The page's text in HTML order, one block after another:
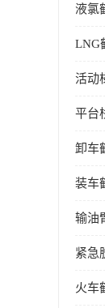
液氯
LNG
活动
平台
卸车
装车
输油
紧急
火车